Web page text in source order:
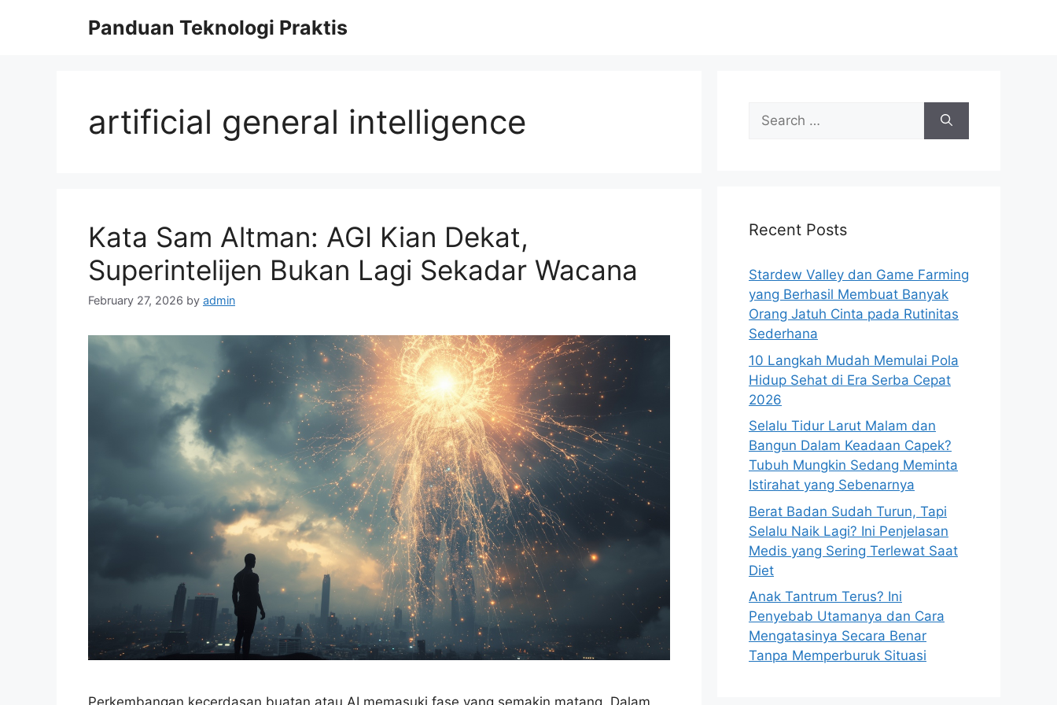
Panduan Teknologi Praktis
artificial general intelligence
Kata Sam Altman: AGI Kian Dekat,
Superintelijen Bukan Lagi Sekadar Wacana
February 27, 2026 by admin
Search
for:
Recent Posts
Stardew Valley dan Game Farming
yang Berhasil Membuat Banyak
Orang Jatuh Cinta pada Rutinitas
Sederhana
10 Langkah Mudah Memulai Pola
Hidup Sehat di Era Serba Cepat
2026
Selalu Tidur Larut Malam dan
Bangun Dalam Keadaan Capek?
Tubuh Mungkin Sedang Meminta
Istirahat yang Sebenarnya
Berat Badan Sudah Turun, Tapi
Selalu Naik Lagi? Ini Penjelasan
Medis yang Sering Terlewat Saat
Diet
Anak Tantrum Terus? Ini
Penyebab Utamanya dan Cara
Mengatasinya Secara Benar
Tanpa Memperburuk Situasi